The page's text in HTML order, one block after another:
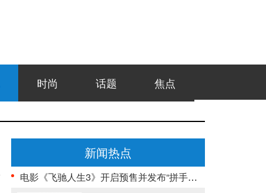
时尚 话题 焦点
新闻热点
电影《飞驰人生3》开启预售并发布“拼手速”版预告 ···